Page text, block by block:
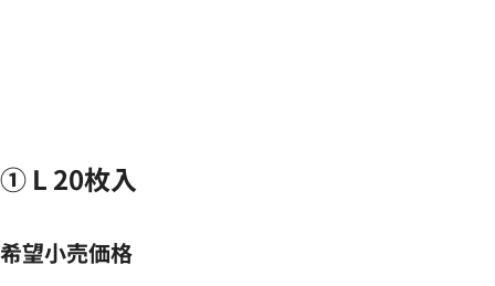
① L 20枚入
希望小売価格